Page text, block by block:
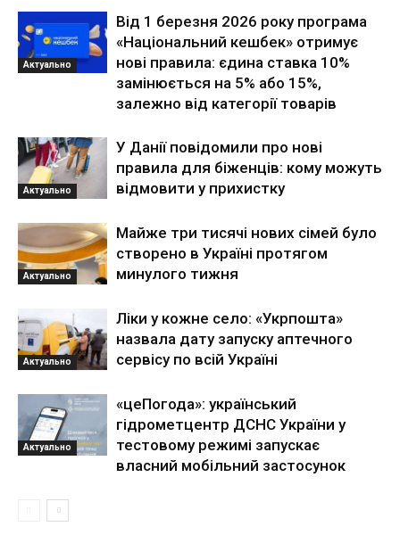
Актуально
Від 1 березня 2026 року програма
«Національний кешбек» отримує
нові правила: єдина ставка 10%
замінюється на 5% або 15%,
залежно від категорії товарів
Актуально
У Данії повідомили про нові
правила для біженців: кому можуть
відмовити у прихистку
Актуально
Майже три тисячі нових сімей було
створено в Україні протягом
минулого тижня
Актуально
Ліки у кожне село: «Укрпошта»
назвала дату запуску аптечного
сервісу по всій Україні
Актуально
«цеПогода»: український
гідрометцентр ДСНС України у
тестовому режимі запускає
власний мобільний застосунок